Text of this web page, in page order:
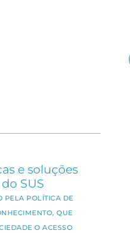
e soluções
SUS
PELA POLÍTICA DE
QUE
O ACESSO